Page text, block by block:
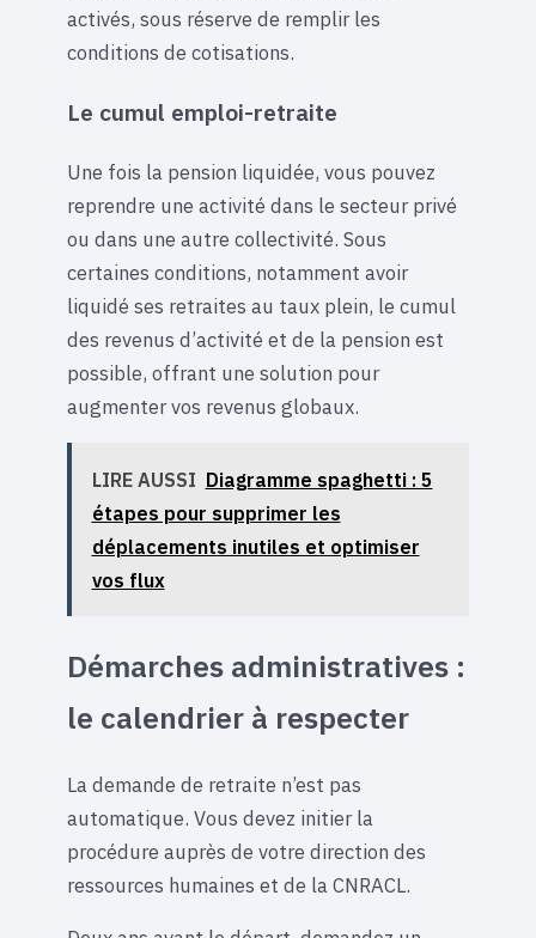
activés, sous réserve de remplir les
conditions de cotisations.
Le cumul emploi-retraite
Une fois la pension liquidée, vous pouvez
reprendre une activité dans le secteur privé
ou dans une autre collectivité. Sous
certaines conditions, notamment avoir
liquidé ses retraites au taux plein, le cumul
des revenus d’activité et de la pension est
possible, offrant une solution pour
augmenter vos revenus globaux.
LIRE AUSSI Diagramme spaghetti : 5
étapes pour supprimer les
déplacements inutiles et optimiser
vos flux
Démarches administratives :
le calendrier à respecter
La demande de retraite n’est pas
automatique. Vous devez initier la
procédure auprès de votre direction des
ressources humaines et de la CNRACL.